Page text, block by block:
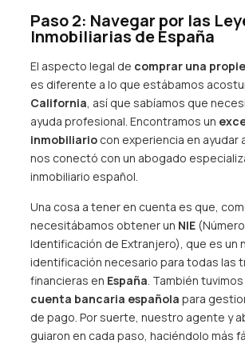
Paso 2: Navegar por las
Inmobiliarias de España
El aspecto legal de comprar una
es diferente a lo que estábamos
California, así que sabíamos que
ayuda profesional. Encontramos un
inmobiliariocon experiencia en ayudar
nos conectó con un abogado
inmobiliario español.
Una cosa a tener en cuenta es que,
necesitábamos obtener un NIE
Identificación de Extranjero), que es un
identificación necesario para todas las
financieras en España. También
cuenta bancaria española para
de pago. Por suerte, nuestro agente y
guiaron en cada paso, haciéndolo más